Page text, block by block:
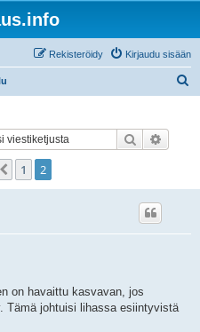
Kirjaudu sisään
Rekisteröidy
Etsi
Edellinen
1 2
on havaittu kasvavan, jos
Tämä johtuisi lihassa esiintyvistä